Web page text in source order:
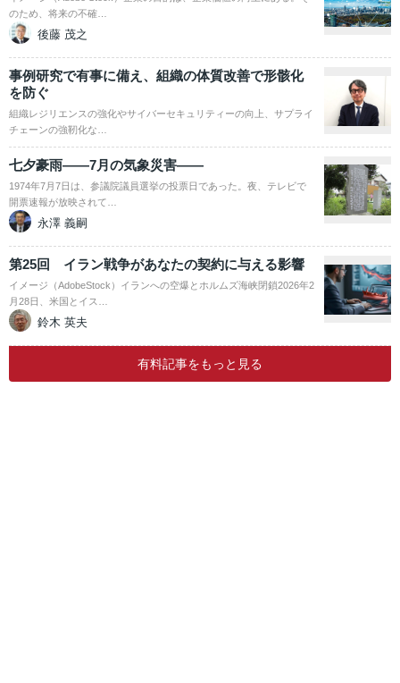
のため、将来の不確…
後藤 茂之
事例研究で有事に備え、組織の体質改善で形骸化
を防ぐ
組織レジリエンスの強化やサイバーセキュリティーの向上、サプライ
チェーンの強靭化な…
七夕豪雨――7月の気象災害――
1974年7月7日は、参議院議員選挙の投票日であった。夜、テレビで
開票速報が放映されて…
永澤 義嗣
第25回 イラン戦争があなたの契約に与える影響
イメージ（AdobeStock）イランへの空爆とホルムズ海峡閉鎖2026年2
月28日、米国とイス…
鈴木 英夫
有料記事をもっと見る